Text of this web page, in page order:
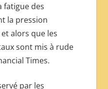
fatigue des
la pression
alors que les
sont mis à rude
Times.
par les